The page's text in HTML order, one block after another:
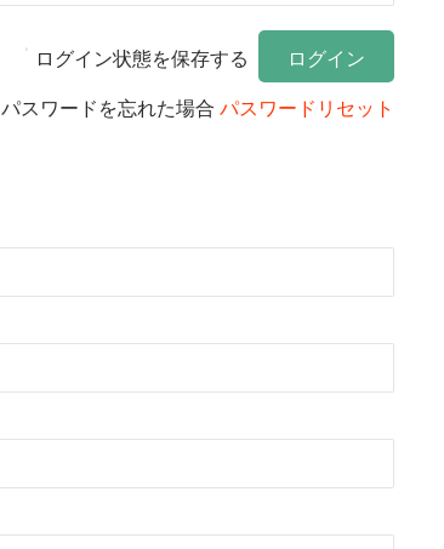
ログイン状態を保存する
パスワードを忘れた場合 パスワードリセット